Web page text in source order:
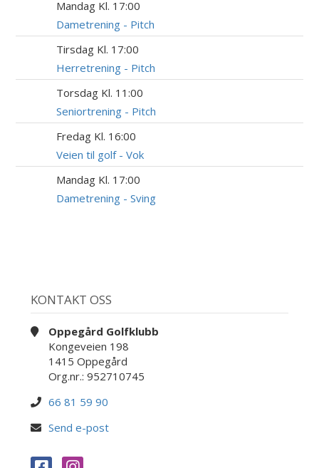
Mandag Kl. 17:00
Dametrening - Pitch
Tirsdag Kl. 17:00
Herretrening - Pitch
Torsdag Kl. 11:00
Seniortrening - Pitch
Fredag Kl. 16:00
Veien til golf - Vok
Mandag Kl. 17:00
Dametrening - Sving
KONTAKT OSS
Oppegård Golfklubb
Kongeveien 198
1415 Oppegård
Org.nr.: 952710745
66 81 59 90
Send e-post